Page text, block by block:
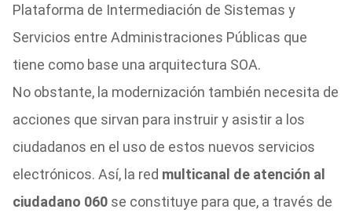
Plataforma de Intermediación de Sistemas y
Servicios entre Administraciones Públicas que
tiene como base una arquitectura SOA.
No obstante, la modernización también necesita de
acciones que sirvan para instruir y asistir a los
ciudadanos en el uso de estos nuevos servicios
electrónicos. Así, la red multicanal de atención al
ciudadano 060se constituye para que, a través de